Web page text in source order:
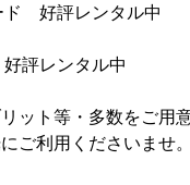
　好評レンタル中
評レンタル中
ット等・多数をご用
ご利用くださいませ。